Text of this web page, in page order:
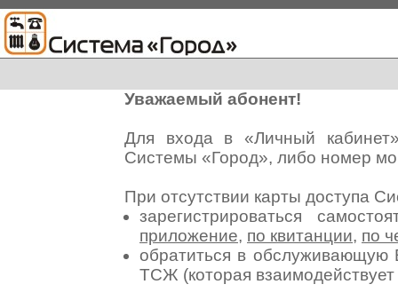
Уважаемый абонент!
Для входа в «Личный
Системы «Город», либо номер
При отсутствии карты доступа
зарегистрироваться
приложение, по квитанции, по
обратиться в
ТСЖ (которая